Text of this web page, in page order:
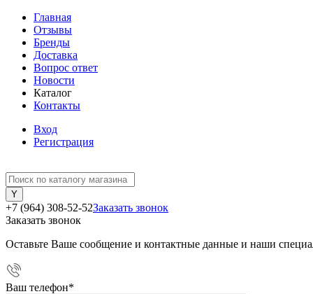
Главная
Отзывы
Бренды
Доставка
Вопрос ответ
Новости
Каталог
Контакты
Вход
Регистрация
+7 (964) 308-52-52Заказать звонок
Заказать звонок
Оставьте Ваше сообщение и контактные данные и наши
Ваш телефон*